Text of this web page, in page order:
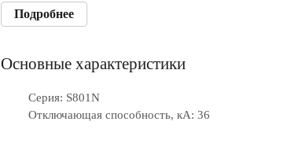
Подробнее
Основные характеристики
Серия: S801N
Отключающая способность, кА: 36